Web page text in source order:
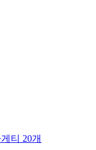
티 20개